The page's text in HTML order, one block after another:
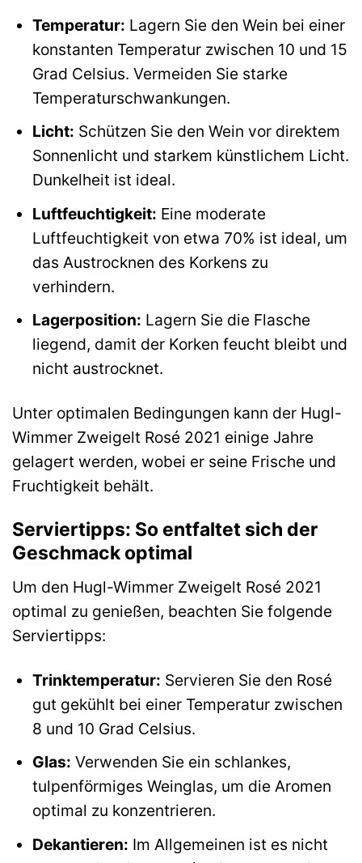
Temperatur: Lagern Sie den Wein bei einer
konstanten Temperatur zwischen 10 und 15
Grad Celsius. Vermeiden Sie starke
Temperaturschwankungen.
Licht: Schützen Sie den Wein vor direktem
Sonnenlicht und starkem künstlichem Licht.
Dunkelheit ist ideal.
Luftfeuchtigkeit: Eine moderate
Luftfeuchtigkeit von etwa 70% ist ideal, um
das Austrocknen des Korkens zu
verhindern.
Lagerposition: Lagern Sie die Flasche
liegend, damit der Korken feucht bleibt und
nicht austrocknet.
Unter optimalen Bedingungen kann der Hugl-
Wimmer Zweigelt Rosé 2021 einige Jahre
gelagert werden, wobei er seine Frische und
Fruchtigkeit behält.
Serviertipps: So entfaltet sich der
Geschmack optimal
Um den Hugl-Wimmer Zweigelt Rosé 2021
optimal zu genießen, beachten Sie folgende
Serviertipps:
Trinktemperatur: Servieren Sie den Rosé
gut gekühlt bei einer Temperatur zwischen
8 und 10 Grad Celsius.
Glas: Verwenden Sie ein schlankes,
tulpenförmiges Weinglas, um die Aromen
optimal zu konzentrieren.
Dekantieren: Im Allgemeinen ist es nicht